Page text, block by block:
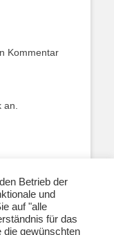
Kommentar
an.
|
Betrieb der
und
auf "alle
für das
die gewünschten